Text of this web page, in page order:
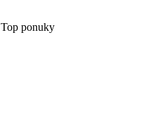
Top ponuky